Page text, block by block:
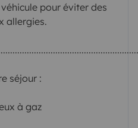
pour éviter des
allergies.
séjour :
à gaz